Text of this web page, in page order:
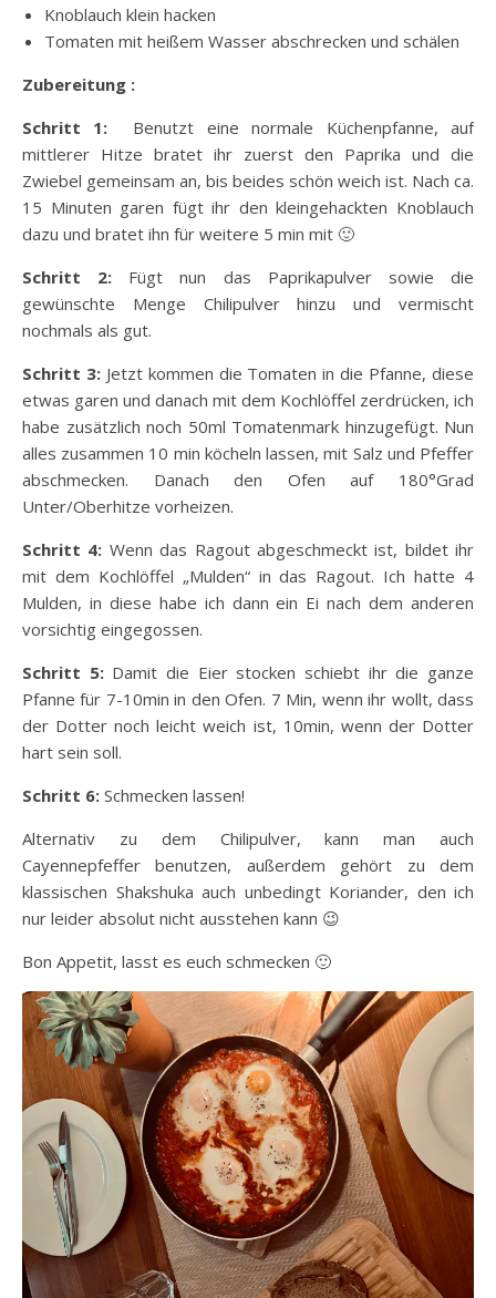
Knoblauch klein hacken
Tomaten mit heißem Wasser abschrecken und schälen
Zubereitung :
Schritt 1: Benutzt eine normale Küchenpfanne, auf
mittlerer Hitze bratet ihr zuerst den Paprika und die
Zwiebel gemeinsam an, bis beides schön weich ist. Nach ca.
15 Minuten garen fügt ihr den kleingehackten Knoblauch
dazu und bratet ihn für weitere 5 min mit 🙂
Schritt 2: Fügt nun das Paprikapulver sowie die
gewünschte Menge Chilipulver hinzu und vermischt
nochmals als gut.
Schritt 3:Jetzt kommen die Tomaten in die Pfanne, diese
etwas garen und danach mit dem Kochlöffel zerdrücken, ich
habe zusätzlich noch 50ml Tomatenmark hinzugefügt. Nun
alles zusammen 10 min köcheln lassen, mit Salz und Pfeffer
abschmecken. Danach den Ofen auf 180°Grad
Unter/Oberhitze vorheizen.
Schritt 4: Wenn das Ragout abgeschmeckt ist, bildet ihr
mit dem Kochlöffel „Mulden“ in das Ragout. Ich hatte 4
Mulden, in diese habe ich dann ein Ei nach dem anderen
vorsichtig eingegossen.
Schritt 5:Damit die Eier stocken schiebt ihr die ganze
Pfanne für 7-10min in den Ofen. 7 Min, wenn ihr wollt, dass
der Dotter noch leicht weich ist, 10min, wenn der Dotter
hart sein soll.
Schritt 6: Schmecken lassen!
Alternativ zu dem Chilipulver, kann man auch
Cayennepfeffer benutzen, außerdem gehört zu dem
klassischen Shakshuka auch unbedingt Koriander, den ich
nur leider absolut nicht ausstehen kann 😉
Bon Appetit, lasst es euch schmecken 🙂